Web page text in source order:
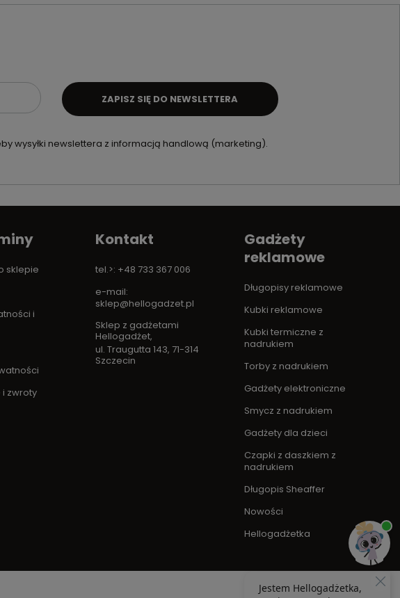
wysyłki newslettera z informacją handlową (marketing).
ZAPISZ SIĘ DO NEWSLETTERA
sklepie
i
zwroty
Kontakt
tel.>: +48 733 367 006
e-mail:
sklep@hellogadzet.pl
Sklep z gadżetami
Hellogadżet,
ul. Traugutta 143, 71-314
Szczecin
Gadżety
reklamowe
Długopisy reklamowe
Kubki reklamowe
Kubki termiczne z
nadrukiem
Torby z nadrukiem
Gadżety elektroniczne
Smycz z nadrukiem
Gadżety dla dzieci
Czapki z daszkiem z
nadrukiem
Długopis Sheaffer
Nowości
Hellogadżetka